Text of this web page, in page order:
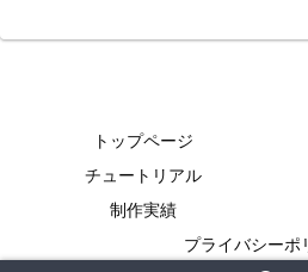
トップページ
チュートリアル
制作実績
プライバシーポ